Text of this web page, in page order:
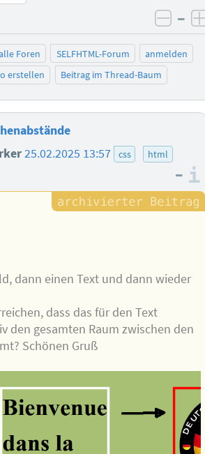
–
Foren SELFHTML-Forum
anmelden
erstellen
Beitrag im Thread-Baum
25.02.2025 13:57 css html
–
dann einen Text und dann wieder
dass das für den Text
den gesamten Raum zwischen den
Schönen Gruß